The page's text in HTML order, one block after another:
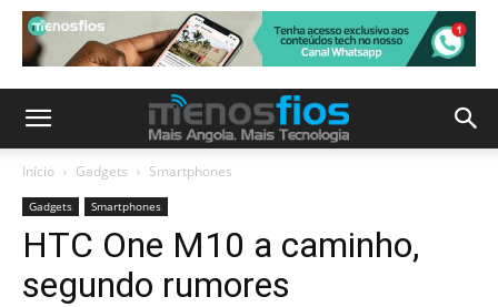
Início Gadgets Smartphones
Gadgets Smartphones
HTC One M10 a caminho,
segundo rumores